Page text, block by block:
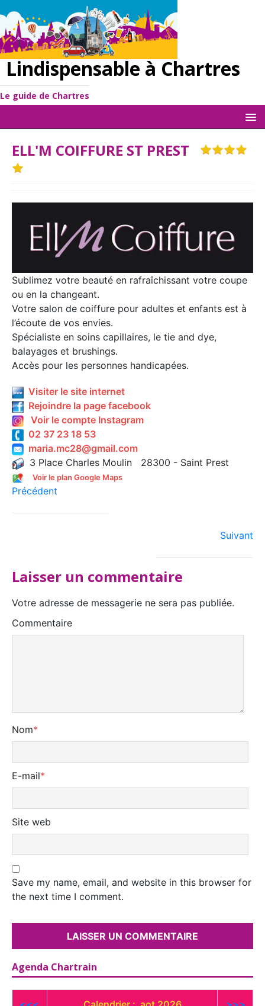
Lindispensable à Chartres
Le guide de Chartres
ELL'M COIFFURE ST PREST
Sublimez votre beauté en rafraîchissant votre coupe
ou en la changeant.
Votre salon de coiffure pour adultes et enfants est à
l’écoute de vos envies.
Spécialiste en soins capillaires, le tie and dye,
balayages et brushings.
Accès pour les personnes handicapées.
Visiter le site internet
Rejoindre la page facebook
Voir le compte Instagram
02 37 23 18 53
maria.mc28@gmail.com
3 Place Charles Moulin 28300 - Saint Prest
Voir le plan Google Maps
Précédent
Suivant
Laisser un commentaire
Votre adresse de messagerie ne sera pas publiée.
Commentaire
Nom*
E-mail*
Site web
Save my name, email, and website in this browser for
the next time I comment.
Agenda Chartrain